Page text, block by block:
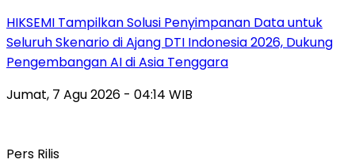
HIKSEMI Tampilkan Solusi Penyimpanan Data untuk
Seluruh Skenario di Ajang DTI Indonesia 2026, Dukung
Pengembangan AI di Asia Tenggara
Jumat, 7 Agu 2026 - 04:14 WIB
Pers Rilis